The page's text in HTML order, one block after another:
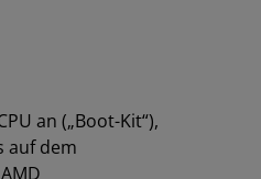
an („Boot-Kit“),
auf dem